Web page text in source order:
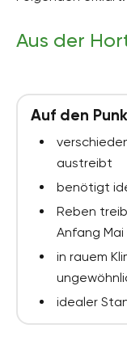
Aus der
Auf den
austreibt
benötigt
Reben
Anfang Mai
in rauem
idealer